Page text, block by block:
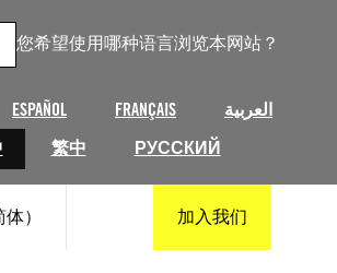
您希望使用哪种语言浏览本网站？
ESPAÑOL FRANÇAIS
العربية
繁中 РУССКИЙ
） 加入我们